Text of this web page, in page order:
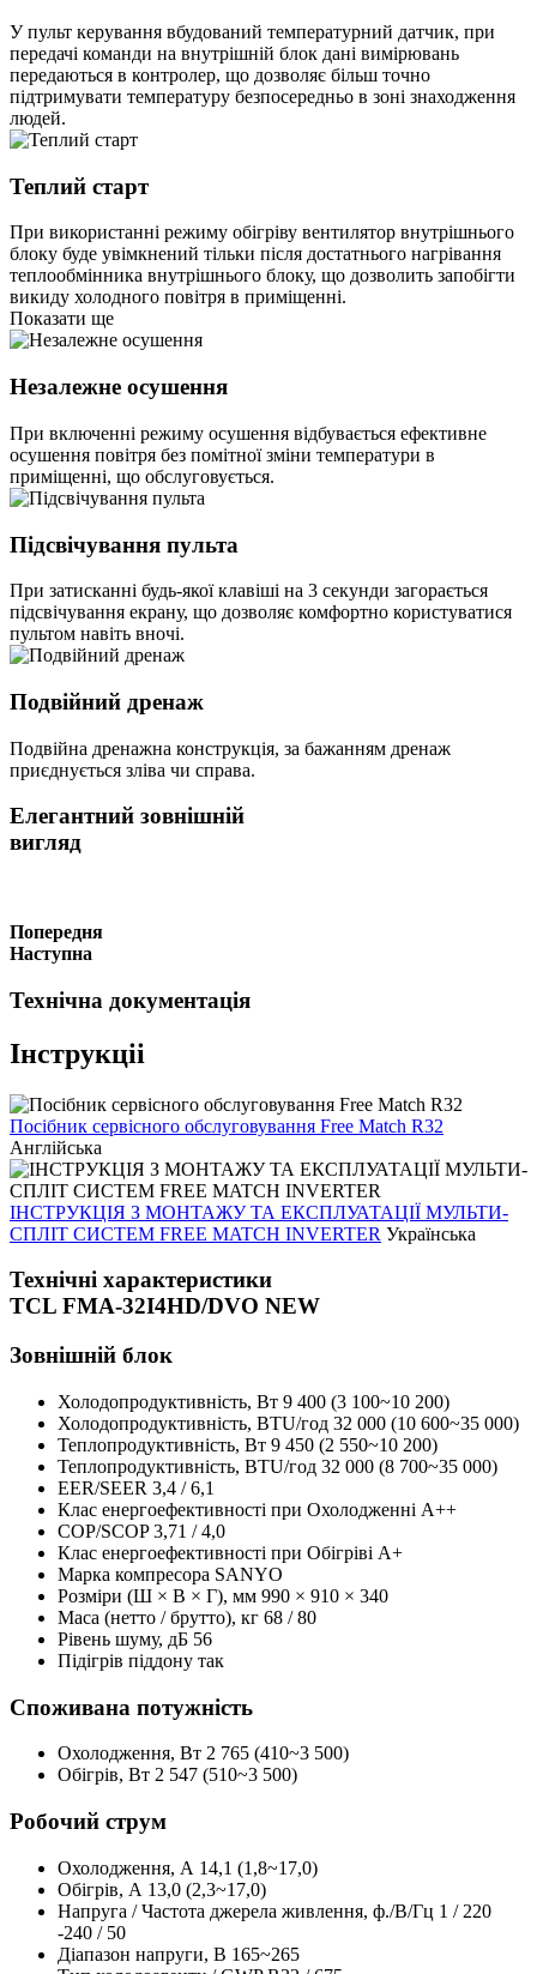
У пульт керування вбудований температурний датчик, при
передачі команди на внутрішній блок дані вимірювань
передаються в контролер, що дозволяє більш точно
підтримувати температуру безпосередньо в зоні знаходження
людей.
Теплий старт
При використанні режиму обігріву вентилятор внутрішнього
блоку буде увімкнений тільки після достатнього нагрівання
теплообмінника внутрішнього блоку, що дозволить запобігти
викиду холодного повітря в приміщенні.
Показати ще
Незалежне осушення
При включенні режиму осушення відбувається ефективне
осушення повітря без помітної зміни температури в
приміщенні, що обслуговується.
Підсвічування пульта
При затисканні будь-якої клавіші на 3 секунди загорається
підсвічування екрану, що дозволяє комфортно користуватися
пультом навіть вночі.
Подвійний дренаж
Подвійна дренажна конструкція, за бажанням дренаж
приєднується зліва чи справа.
Елегантний зовнішній
вигляд
Попередня
Наступна
Технічна документація
Інструкціі
Посібник сервісного обслуговування Free Match R32
Англійська
ІНСТРУКЦІЯ З МОНТАЖУ ТА ЕКСПЛУАТАЦІЇ МУЛЬТИ-
СПЛІТ СИСТЕМ FREE MATCH INVERTER Українська
Технічні характеристики
TCL FMA-32I4HD/DVO NEW
Зовнішній блок
Холодопродуктивність, Вт 9 400 (3 100~10 200)
Холодопродуктивність, BTU/год 32 000 (10 600~35 000)
Теплопродуктивність, Вт 9 450 (2 550~10 200)
Теплопродуктивність, BTU/год 32 000 (8 700~35 000)
EER/SEER 3,4 / 6,1
Клас енергоефективності при Охолодженні А++
COP/SCOP3,71 / 4,0
Клас енергоефективності при Обігріві А+
Марка компресора SANYO
Розміри (Ш × В × Г), мм 990 × 910 × 340
Маса (нетто / брутто), кг 68 / 80
Рівень шуму, дБ 56
Підігрів піддону так
Споживана потужність
Охолодження, Вт 2 765 (410~3 500)
Обігрів, Вт 2 547 (510~3 500)
Робочий струм
Охолодження, А 14,1 (1,8~17,0)
Обігрів, А 13,0 (2,3~17,0)
Напруга / Частота джерела живлення, ф./В/Гц 1 / 220
-240 / 50
Діапазон напруги, В 165~265